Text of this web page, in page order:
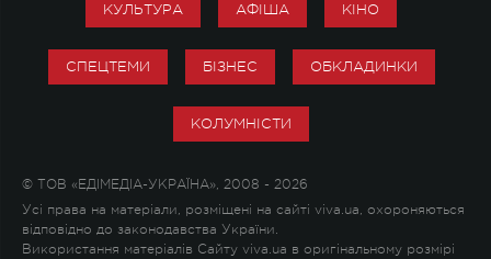
КУЛЬТУРА АФІША КІНО
СПЕЦТЕМИ БІЗНЕС ОБКЛАДИНКИ
КОЛУМНІСТИ
© ТОВ «ЕДІМЕДІА-УКРАЇНА», 2008 - 2026
Усі права на матеріали, розміщені на сайті viva.ua, охороняються
відповідно до законодавства України.
Використання матеріалів Сайту viva.ua в оригінальному розмірі